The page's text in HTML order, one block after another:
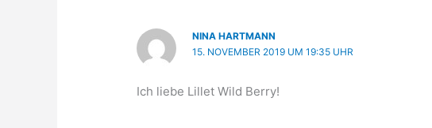
NINA HARTMANN
15. NOVEMBER 2019 UM 19:35 UHR
Ich liebe Lillet Wild Berry!